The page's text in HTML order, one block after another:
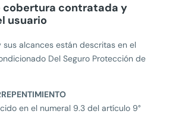
cobertura contratada y
usuario
sus alcances están descritas en el
Del Seguro Protección de
en el numeral 9.3 del artículo 9°